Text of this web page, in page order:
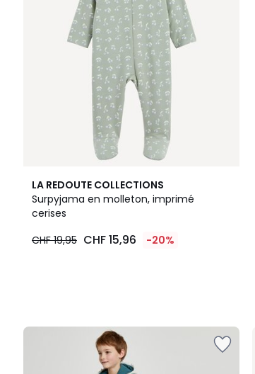
LA REDOUTE COLLECTIONS
Surpyjama en molleton, imprimé
cerises
CHF 19,95 CHF 15,96 -20%